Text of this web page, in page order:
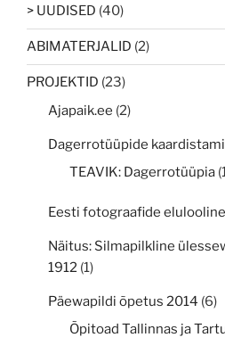
> UUDISED (40)
ABIMATERJALID (2)
PROJEKTID (23)
Ajapaik.ee (2)
Dagerrotüüpide
TEAVIK: Dagerrotüüpia
Eesti fotograafide
Näitus: Silmapilkline
1912 (1)
Päewapildi õpetus 2014 (6)
Õpitoad Tallinnas ja